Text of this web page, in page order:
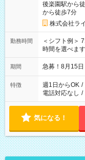
後楽園駅から
から徒歩7分
株式会社ラ
勤務時間
＜シフト例＞ 7:00～
時間を選べま
期間 急募！8月15日
特徴 週1日からOK /
電話対応なし /
気になる！